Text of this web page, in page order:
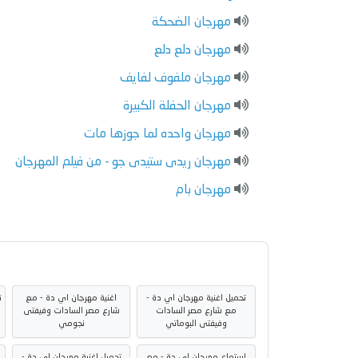
مهرجان الضحكة
مهرجان دلع دلع
مهرجان ملفوف لفايف
مهرجان الحفلة الكبيرة
مهرجان واحده لما جوزها مات
مهرجان ريدى ستيدى جو - من فيلم المهرجان
مهرجان بام
تحميل اغنية مهرجان اي دة -
مع شارع مصر السادات
وفيفتى البوماتي
اغنية مهرجان اي دة - مع
شارع مصر السادات وفيفتى
نجومي